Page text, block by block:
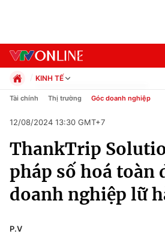
Chuyên mục
Chính trị
Xã hội
Pháp luật
KINH TẾ
Chính trị
Pháp luật
Kinh tế
Thể thao
Truyền hình
Văn hóa - Giải trí
Tài chính Thị trường Góc doanh nghiệp
12/08/2024 13:30 GMT+7
ThankTrip
pháp số hoá toàn
doanh nghiệp lữ
P.V